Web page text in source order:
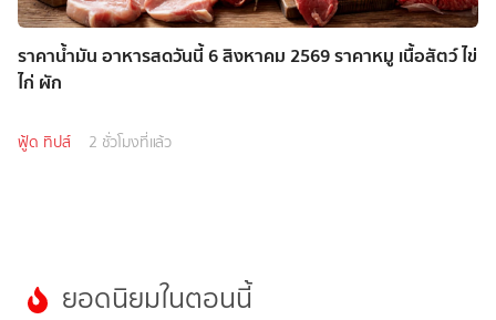
ราคาน้ำมัน อาหารสดวันนี้ 6 สิงหาคม 2569 ราคาหมู เนื้อสัตว์ ไข่
ไก่ ผัก
ฟู้ด ทิปส์ 2 ชั่วโมงที่แล้ว
ยอดนิยมในตอนนี้